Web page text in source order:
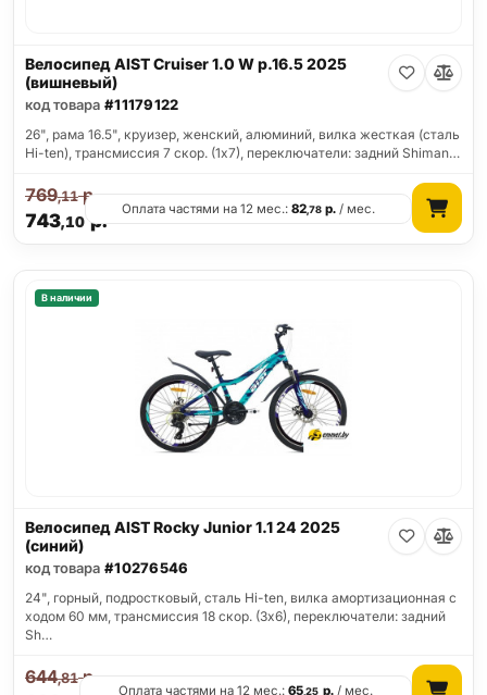
Велосипед AIST Cruiser 1.0 W р.16.5 2025
(вишневый)
код товара #11179122
26", рама 16.5", круизер, женский, алюминий, вилка жесткая (сталь
Hi-ten), трансмиссия 7 скор. (1х7), переключатели: задний Shiman…
743,10р.
769,11р.
Оплата частями на 12 мес.:82,78 р. / мес.
В наличии
Велосипед AIST Rocky Junior 1.1 24 2025
(синий)
код товара #10276546
24", горный, подростковый, сталь Hi-ten, вилка амортизационная с
ходом 60 мм, трансмиссия 18 скор. (3х6), переключатели: задний
Sh…
644,81р.
Оплата частями на 12 мес.:65,25 р./ мес.